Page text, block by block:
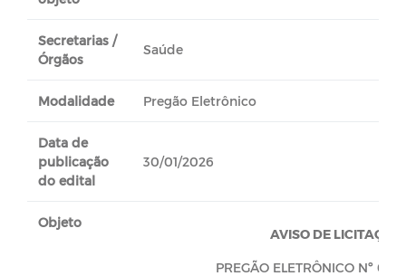
Secretarias /
Órgãos
Saúde
Modalidade Pregão Eletrônico
Data de
publicação
do edital
30/01/2026
Objeto
AVISO DE LICITAÇÃO
PREGÃO ELETRÔNICO Nº